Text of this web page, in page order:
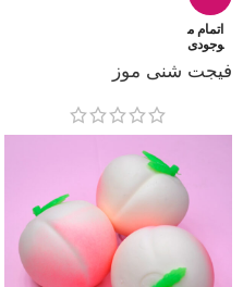
اتمام م
وجودی
فیجت شنی موز